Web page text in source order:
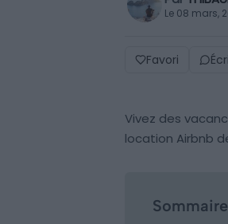
Le 08 mars,
Favori
Vivez des
location Airbnb
Sommaire